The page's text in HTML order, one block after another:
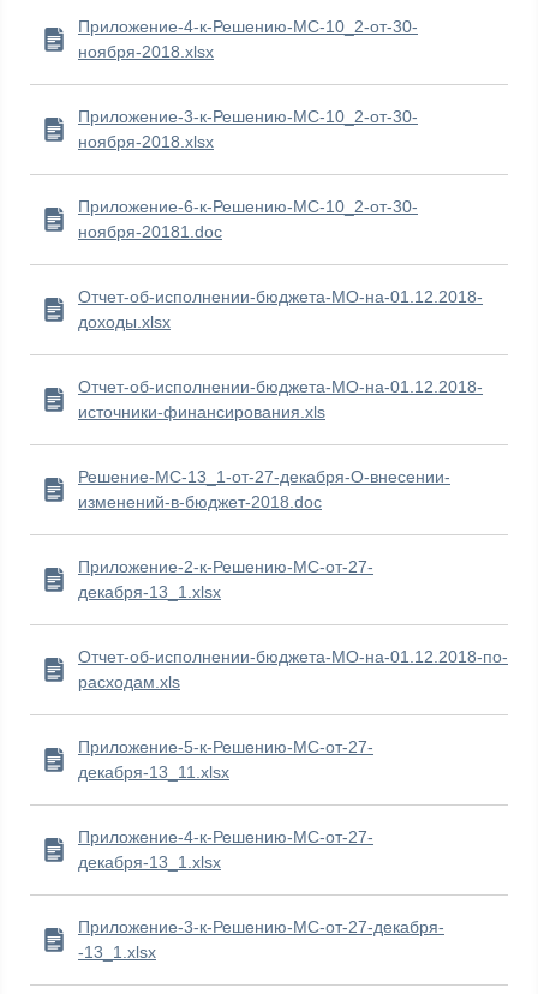
Приложение-4-к-Решению-МС-10_2-от-30-
ноября-2018.xlsx
Приложение-3-к-Решению-МС-10_2-от-30-
ноября-2018.xlsx
Приложение-6-к-Решению-МС-10_2-от-30-
ноября-20181.doc
Отчет-об-исполнении-бюджета-МО-на-01.12.2018-
доходы.xlsx
Отчет-об-исполнении-бюджета-МО-на-01.12.2018-
источники-финансирования.xls
Решение-МС-13_1-от-27-декабря-О-внесении-
изменений-в-бюджет-2018.doc
Приложение-2-к-Решению-МС-от-27-
декабря-13_1.xlsx
Отчет-об-исполнении-бюджета-МО-на-01.12.2018-по-
расходам.xls
Приложение-5-к-Решению-МС-от-27-
декабря-13_11.xlsx
Приложение-4-к-Решению-МС-от-27-
декабря-13_1.xlsx
Приложение-3-к-Решению-МС-от-27-декабря-
-13_1.xlsx